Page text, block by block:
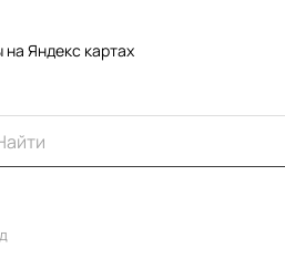
Яндекс картах